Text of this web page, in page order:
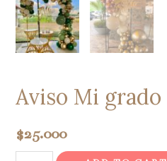
Aviso Mi grado
$25.000